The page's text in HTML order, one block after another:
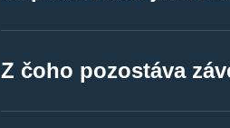
Samozrejme, všetky
Z čoho pozostáva